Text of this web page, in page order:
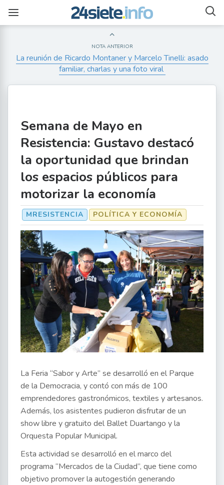
NOTA ANTERIOR
La reunión de Ricardo Montaner y Marcelo Tinelli: asado
familiar, charlas y una foto viral
Semana de Mayo en
Resistencia: Gustavo destacó
la oportunidad que brindan
los espacios públicos para
motorizar la economía
MRESISTENCIA POLÍTICA Y ECONOMÍA
La Feria “Sabor y Arte” se desarrolló en el Parque
de la Democracia, y contó con más de 100
emprendedores gastronómicos, textiles y artesanos.
Además, los asistentes pudieron disfrutar de un
show libre y gratuito del Ballet Duartango y la
Orquesta Popular Municipal.
Esta actividad se desarrolló en el marco del
programa “Mercados de la Ciudad”, que tiene como
objetivo promover la autogestión generando